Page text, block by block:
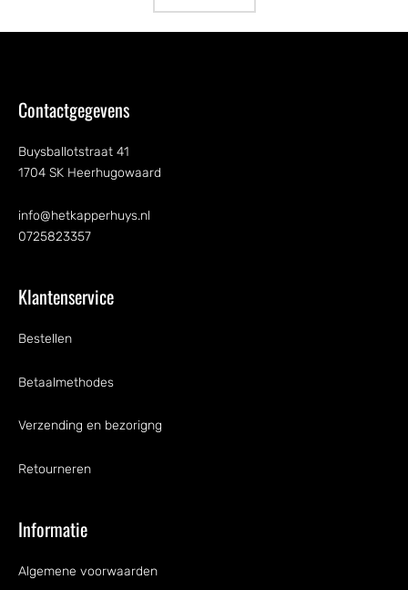
Contactgegevens
Buysballotstraat 41
1704 SK Heerhugowaard
info@hetkapperhuys.nl
0725823357
Klantenservice
Bestellen
Betaalmethodes
Verzending en bezorigng
Retourneren
Informatie
Algemene voorwaarden